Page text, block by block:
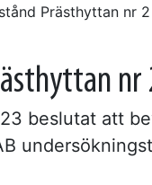
Prästhyttan nr 2
nr
beslutat att